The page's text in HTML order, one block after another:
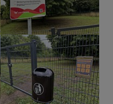
Show larger version